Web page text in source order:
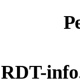
RDT-